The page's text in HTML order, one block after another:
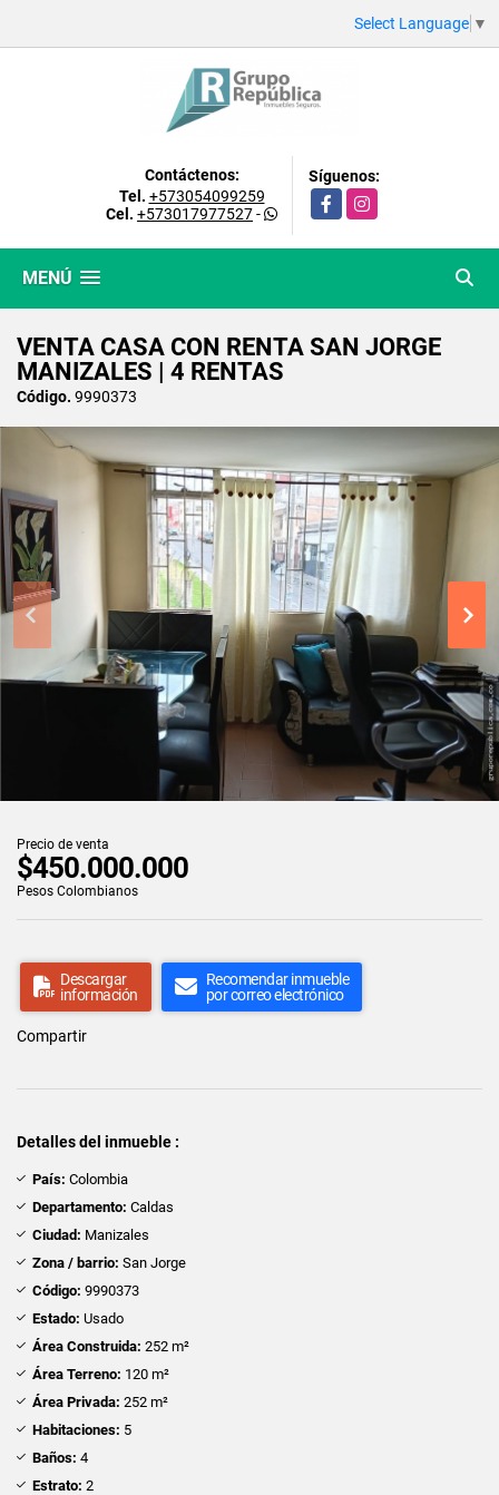
Select Language ▼
Contáctenos:
Tel. +573054099259
Cel. +573017977527-
Síguenos:
FacebookInstagram
MENÚ
VENTA CASA CON RENTA SAN JORGE
MANIZALES | 4 RENTAS
Código. 9990373
Precio de venta
$450.000.000
Pesos Colombianos
Descargar
información
Recomendar inmueble
por correo electrónico
Compartir
Detalles del inmueble :
País: Colombia
Departamento: Caldas
Ciudad: Manizales
Zona / barrio: San Jorge
Código: 9990373
Estado: Usado
Área Construida: 252 m²
Área Terreno: 120 m²
Área Privada: 252 m²
Habitaciones: 5
Baños: 4
Estrato: 2